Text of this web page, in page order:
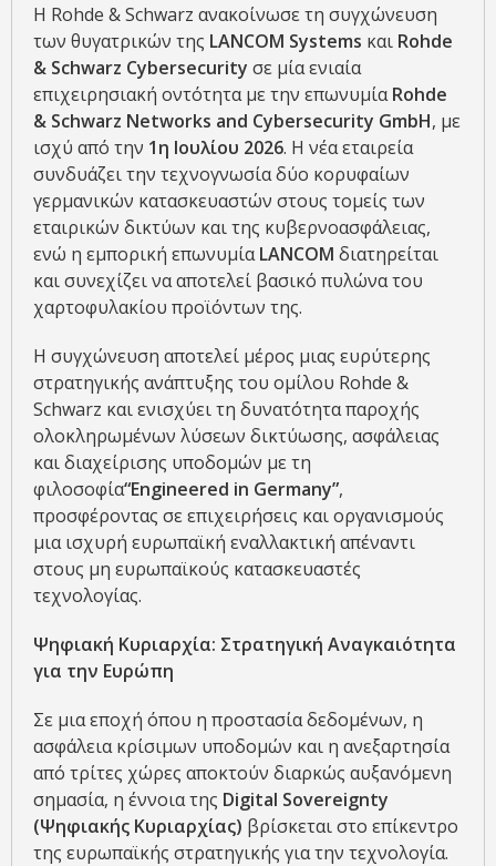
Η Rohde & Schwarz ανακοίνωσε τη συγχώνευση
των θυγατρικών της LANCOM Systems και Rohde
& Schwarz Cybersecurity σε μία ενιαία
επιχειρησιακή οντότητα με την επωνυμίαRohde
& Schwarz Networks and Cybersecurity GmbH, με
ισχύ από την 1η Ιουλίου 2026. Η νέα εταιρεία
συνδυάζει την τεχνογνωσία δύο κορυφαίων
γερμανικών κατασκευαστών στους τομείς των
εταιρικών δικτύων και της κυβερνοασφάλειας,
ενώ η εμπορική επωνυμίαLANCOM διατηρείται
και συνεχίζει να αποτελεί βασικό πυλώνα του
χαρτοφυλακίου προϊόντων της.
Η συγχώνευση αποτελεί μέρος μιας ευρύτερης
στρατηγικής ανάπτυξης του ομίλου Rohde &
Schwarz και ενισχύει τη δυνατότητα παροχής
ολοκληρωμένων λύσεων δικτύωσης, ασφάλειας
και διαχείρισης υποδομών με τη
φιλοσοφία“Engineered in Germany”,
προσφέροντας σε επιχειρήσεις και οργανισμούς
μια ισχυρή ευρωπαϊκή εναλλακτική απέναντι
στους μη ευρωπαϊκούς κατασκευαστές
τεχνολογίας.
Ψηφιακή Κυριαρχία: Στρατηγική Αναγκαιότητα
για την Ευρώπη
Σε μια εποχή όπου η προστασία δεδομένων, η
ασφάλεια κρίσιμων υποδομών και η ανεξαρτησία
από τρίτες χώρες αποκτούν διαρκώς αυξανόμενη
σημασία, η έννοια της Digital Sovereignty
(Ψηφιακής Κυριαρχίας) βρίσκεται στο επίκεντρο
της ευρωπαϊκής στρατηγικής για την τεχνολογία.